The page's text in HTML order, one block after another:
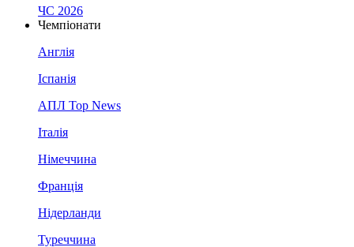
ЧС 2026
Чемпіонати
Англія
Іспанія
АПЛ Top News
Італія
Німеччина
Франція
Нідерланди
Туреччина